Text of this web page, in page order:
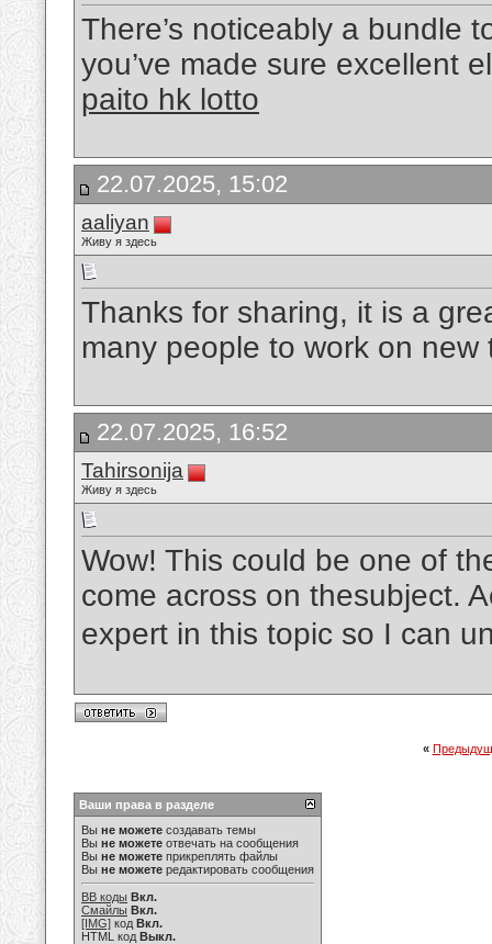
There’s noticeably a bundle
you’ve made sure excellent
paito hk lotto
22.07.2025, 15:02
aaliyan
Живу я здесь
Thanks for sharing, it is a
many people to work on
22.07.2025, 16:52
Tahirsonija
Живу я здесь
Wow! This could be one of
come across on thesubject.
expert in this topic so I can
«
Ваши права в разделе
Вы не можете создавать темы
Вы не можете отвечать на сообщения
Вы не можете прикреплять файлы
Вы не можете редактировать сообщения
BB коды Вкл.
Смайлы Вкл.
[IMG] код Вкл.
HTML код Выкл.